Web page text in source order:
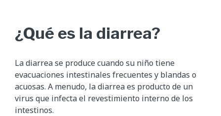
¿Qué es la diarrea?
La diarrea se produce cuando su niño tiene
evacuaciones intestinales frecuentes y blandas o
acuosas. A menudo, la diarrea es producto de un
virus que infecta el revestimiento interno de los
intestinos.